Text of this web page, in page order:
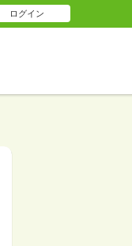
ログイン